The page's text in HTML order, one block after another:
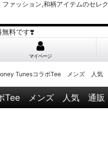
ァッション,和柄アイテムのセ
料です❣️
マイページ
TunesコラボTee メンズ 人気
Tee メンズ 人気 通販